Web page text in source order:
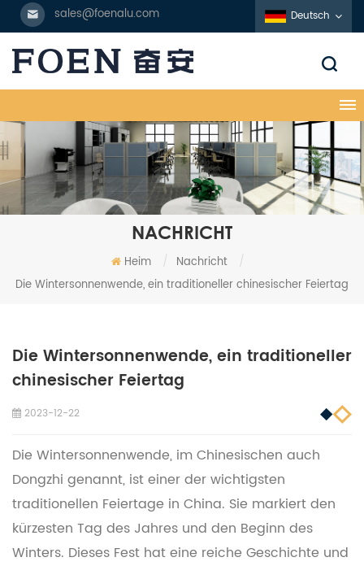
sales@foenalu.com Deutsch
NACHRICHT
Heim / Nachricht
/
Die Wintersonnenwende, ein traditioneller chinesischer Feiertag
Die Wintersonnenwende, ein traditioneller
chinesischer Feiertag
2023-12-22
Die Wintersonnenwende, im Chinesischen auch
Dongzhi genannt, ist einer der wichtigsten
traditionellen Feiertage in China. Sie markiert den
kürzesten Tag des Jahres und den Beginn des
Winters. Dieses Fest hat eine reiche Geschichte und